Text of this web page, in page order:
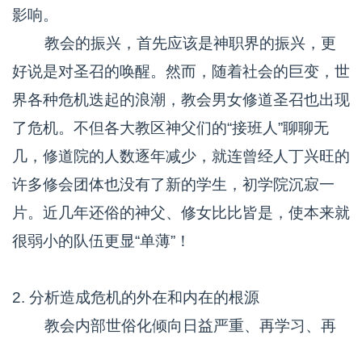
影响。
教会的振兴，首先应该是神职界的振兴，更
好说是对圣召的唤醒。然而，随着社会的巨变，世
界各种危机迭起的浪潮，教会男女修道圣召也出现
了危机。不但各大教区神父们的“接班人”聊聊无
几，修道院的人数逐年减少，就连曾经人丁兴旺的
许多修会团体也没有了新的学生，初学院沉寂一
片。近几年还俗的神父、修女比比皆是，使本来就
很弱小的队伍更显“单薄”！
2. 分析造成危机的外在和内在的根源
教会内部世俗化倾向日益严重、再学习、再